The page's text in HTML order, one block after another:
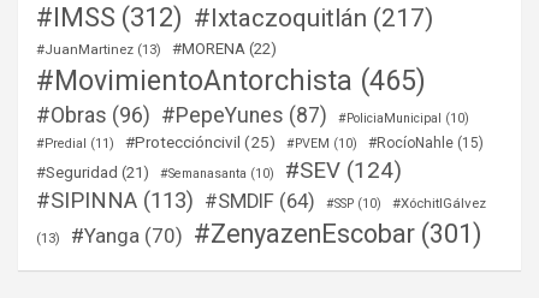
#IMSS (312) #Ixtaczoquitlán (217)
#JuanMartinez (13) #MORENA (22)
#MovimientoAntorchista (465)
#Obras (96) #PepeYunes (87) #PoliciaMunicipal (10)
#Predial (11) #Proteccióncivil (25) #PVEM (10) #RocíoNahle (15)
#Seguridad (21) #Semanasanta (10) #SEV (124)
#SIPINNA (113) #SMDIF (64) #SSP (10) #XóchitlGálvez
(13) #Yanga (70) #ZenyazenEscobar (301)